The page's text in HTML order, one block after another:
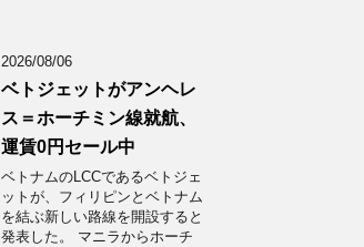
2026/08/06
ベトジェットがアンヘレ
ス＝ホーチミン線就航、
運賃0円セール中
ベトナムのLCCであるベトジェ
ットが、フィリピンとベトナム
を結ぶ新しい路線を開設すると
発表した。 マニラからホーチ